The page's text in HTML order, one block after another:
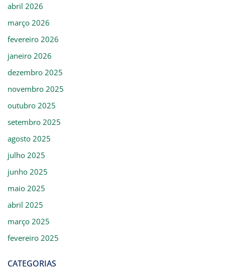
abril 2026
março 2026
fevereiro 2026
janeiro 2026
dezembro 2025
novembro 2025
outubro 2025
setembro 2025
agosto 2025
julho 2025
junho 2025
maio 2025
abril 2025
março 2025
fevereiro 2025
CATEGORIAS